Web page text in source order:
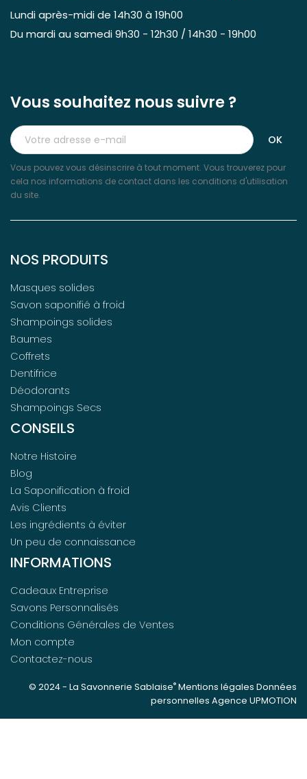
Lundi après-midi de 14h30 à 19h00
Du mardi au samedi 9h30 - 12h30 / 14h30 - 19h00
Vous souhaitez nous suivre ?
Vous pouvez vous désinscrire à tout moment. Vous trouverez pour
cela nos informations de contact dans les conditions d'utilisation
du site.
NOS PRODUITS
Masques solides
Savon saponifié à froid
Shampoings solides
Baumes
Coffrets
Dentifrice
Déodorants
Shampoings Secs
CONSEILS
Notre Histoire
Blog
La Saponification à froid
Avis Clients
Les ingrédients à éviter
Un peu de connaissance
INFORMATIONS
Cadeaux Entreprise
Savons Personnalisés
Conditions Générales de Ventes
Mon compte
Contactez-nous
© 2024 - La Savonnerie Sablaise® Mentions légales Données
personnelles Agence UPMOTION